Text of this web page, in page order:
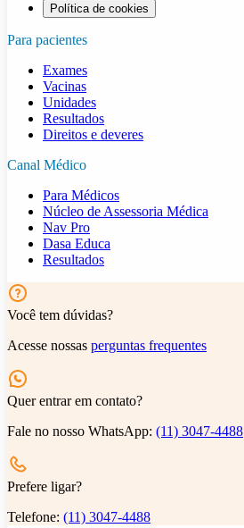
Política de cookies
Para pacientes
Exames
Vacinas
Unidades
Resultados
Direitos e deveres
Canal Médico
Para Médicos
Núcleo de Assessoria Médica
Nav Pro
Dasa Educa
Resultados
Você tem dúvidas?
Acesse nossas perguntas frequentes
Quer entrar em contato?
Fale no nosso WhatsApp: (11) 3047-4488
Prefere ligar?
Telefone: (11) 3047-4488